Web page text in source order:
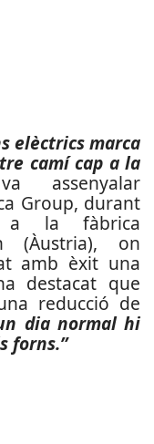
elèctrics marca
camí cap a la
assenyalar
Group, durant
a la fàbrica
(Àustria), on
amb èxit una
destacat que
reducció de
dia normal hi
forns.”